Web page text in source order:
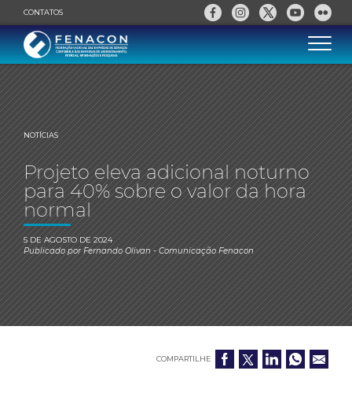
CONTATOS
NOTÍCIAS
Projeto eleva adicional noturno
para 40% sobre o valor da hora
normal
5 DE AGOSTO DE 2024
Publicado porFernando Olivan- Comunicação Fenacon
COMPARTILHE